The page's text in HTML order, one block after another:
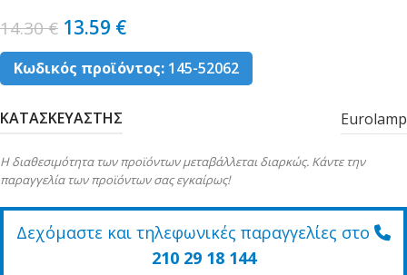
14.30€ 13.59 €
Κωδικός προϊόντος: 145-52062
ΚΑΤΑΣΚΕΥΑΣΤΗΣ Eurolamp
Η διαθεσιμότητα των προϊόντων μεταβάλλεται διαρκώς. Κάντε την
παραγγελία των προϊόντων σας εγκαίρως!
Δεχόμαστε και τηλεφωνικές παραγγελίες στο
210 29 18 144